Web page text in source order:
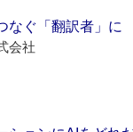
なぐ「翻訳者」に
会社